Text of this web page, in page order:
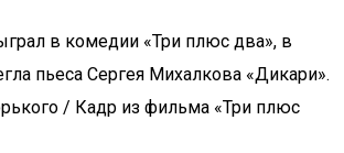
в комедии «Три плюс два», в
пьеса Сергея Михалкова «Дикари».
/ Кадр из фильма «Три плюс